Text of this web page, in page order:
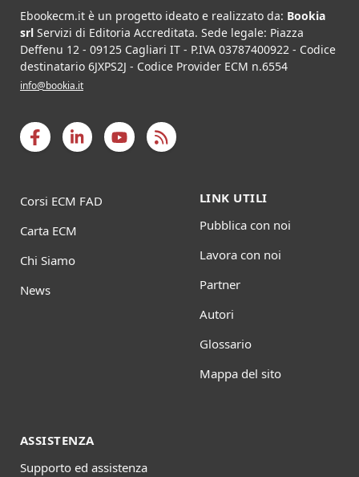
Ebookecm.it è un progetto ideato e realizzato da: Bookia
srl Servizi di Editoria Accreditata. Sede legale: Piazza
Deffenu 12 - 09125 Cagliari IT - P.IVA 03787400922 - Codice
destinatario 6JXPS2J - Codice Provider ECM n.6554
info@bookia.it
Corsi ECM FAD
Carta ECM
Chi Siamo
News
LINK UTILI
Pubblica con noi
Lavora con noi
Partner
Autori
Glossario
Mappa del sito
ASSISTENZA
Supporto ed assistenza